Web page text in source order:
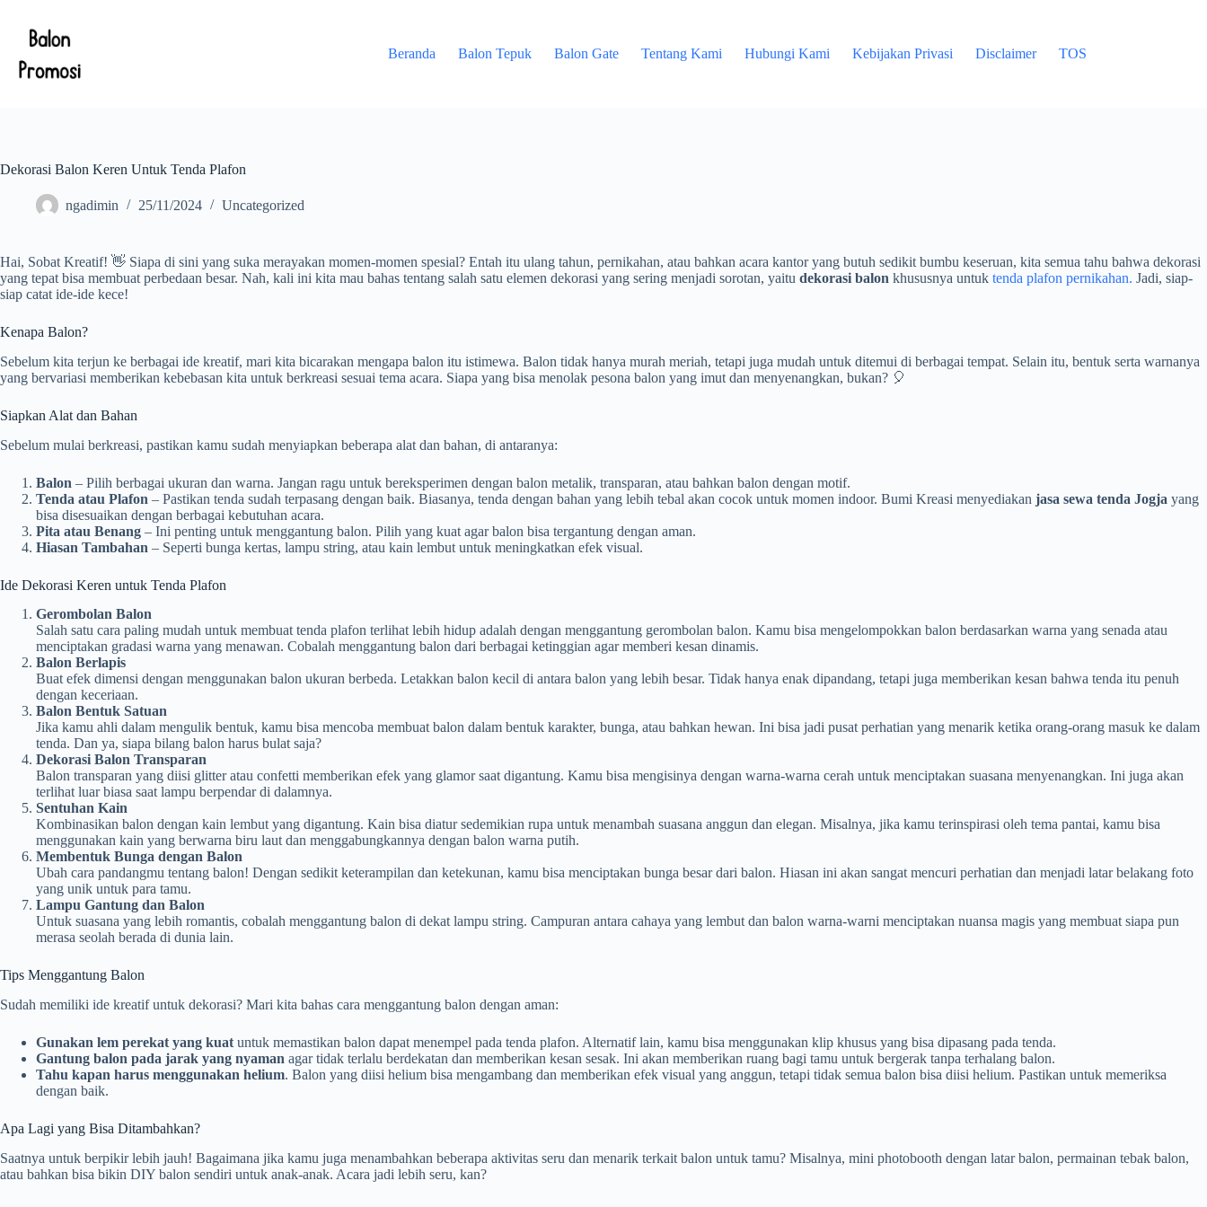
content
Beranda
Balon Tepuk Balon Gate Tentang Kami Hubungi Kami Kebijakan Privasi Disclaimer TOS
Dekorasi Balon Keren Untuk Tenda Plafon
ngadimin 25/11/2024 Uncategorized
Hai, Sobat Kreatif! 👋 Siapa di sini yang suka merayakan momen-momen spesial? Entah itu ulang tahun, pernikahan, atau bahkan acara kantor yang butuh sedikit bumbu keseruan, kita semua tahu bahwa dekorasi
yang tepat bisa membuat perbedaan besar. Nah, kali ini kita mau bahas tentang salah satu elemen dekorasi yang sering menjadi sorotan, yaitu dekorasi balon khususnya untuk tenda plafon pernikahan. Jadi, siap-
siap catat ide-ide kece!
Kenapa Balon?
Sebelum kita terjun ke berbagai ide kreatif, mari kita bicarakan mengapa balon itu istimewa. Balon tidak hanya murah meriah, tetapi juga mudah untuk ditemui di berbagai tempat. Selain itu, bentuk serta warnanya
yang bervariasi memberikan kebebasan kita untuk berkreasi sesuai tema acara. Siapa yang bisa menolak pesona balon yang imut dan menyenangkan, bukan? 🎈
Siapkan Alat dan Bahan
Sebelum mulai berkreasi, pastikan kamu sudah menyiapkan beberapa alat dan bahan, di antaranya:
Balon – Pilih berbagai ukuran dan warna. Jangan ragu untuk bereksperimen dengan balon metalik, transparan, atau bahkan balon dengan motif.
Tenda atau Plafon – Pastikan tenda sudah terpasang dengan baik. Biasanya, tenda dengan bahan yang lebih tebal akan cocok untuk momen indoor. Bumi Kreasi menyediakan jasa sewa tenda Jogja yang
bisa disesuaikan dengan berbagai kebutuhan acara.
Pita atau Benang – Ini penting untuk menggantung balon. Pilih yang kuat agar balon bisa tergantung dengan aman.
Hiasan Tambahan – Seperti bunga kertas, lampu string, atau kain lembut untuk meningkatkan efek visual.
Ide Dekorasi Keren untuk Tenda Plafon
Gerombolan Balon
Salah satu cara paling mudah untuk membuat tenda plafon terlihat lebih hidup adalah dengan menggantung gerombolan balon. Kamu bisa mengelompokkan balon berdasarkan warna yang senada atau
menciptakan gradasi warna yang menawan. Cobalah menggantung balon dari berbagai ketinggian agar memberi kesan dinamis.
Balon Berlapis
Buat efek dimensi dengan menggunakan balon ukuran berbeda. Letakkan balon kecil di antara balon yang lebih besar. Tidak hanya enak dipandang, tetapi juga memberikan kesan bahwa tenda itu penuh
dengan keceriaan.
Balon Bentuk Satuan
Jika kamu ahli dalam mengulik bentuk, kamu bisa mencoba membuat balon dalam bentuk karakter, bunga, atau bahkan hewan. Ini bisa jadi pusat perhatian yang menarik ketika orang-orang masuk ke dalam
tenda. Dan ya, siapa bilang balon harus bulat saja?
Dekorasi Balon Transparan
Balon transparan yang diisi glitter atau confetti memberikan efek yang glamor saat digantung. Kamu bisa mengisinya dengan warna-warna cerah untuk menciptakan suasana menyenangkan. Ini juga akan
terlihat luar biasa saat lampu berpendar di dalamnya.
Sentuhan Kain
Kombinasikan balon dengan kain lembut yang digantung. Kain bisa diatur sedemikian rupa untuk menambah suasana anggun dan elegan. Misalnya, jika kamu terinspirasi oleh tema pantai, kamu bisa
menggunakan kain yang berwarna biru laut dan menggabungkannya dengan balon warna putih.
Membentuk Bunga dengan Balon
Ubah cara pandangmu tentang balon! Dengan sedikit keterampilan dan ketekunan, kamu bisa menciptakan bunga besar dari balon. Hiasan ini akan sangat mencuri perhatian dan menjadi latar belakang foto
yang unik untuk para tamu.
Lampu Gantung dan Balon
Untuk suasana yang lebih romantis, cobalah menggantung balon di dekat lampu string. Campuran antara cahaya yang lembut dan balon warna-warni menciptakan nuansa magis yang membuat siapa pun
merasa seolah berada di dunia lain.
Tips Menggantung Balon
Sudah memiliki ide kreatif untuk dekorasi? Mari kita bahas cara menggantung balon dengan aman:
Gunakan lem perekat yang kuat untuk memastikan balon dapat menempel pada tenda plafon. Alternatif lain, kamu bisa menggunakan klip khusus yang bisa dipasang pada tenda.
Gantung balon pada jarak yang nyaman agar tidak terlalu berdekatan dan memberikan kesan sesak. Ini akan memberikan ruang bagi tamu untuk bergerak tanpa terhalang balon.
Tahu kapan harus menggunakan helium. Balon yang diisi helium bisa mengambang dan memberikan efek visual yang anggun, tetapi tidak semua balon bisa diisi helium. Pastikan untuk memeriksa
dengan baik.
Apa Lagi yang Bisa Ditambahkan?
Saatnya untuk berpikir lebih jauh! Bagaimana jika kamu juga menambahkan beberapa aktivitas seru dan menarik terkait balon untuk tamu? Misalnya, mini photobooth dengan latar balon, permainan tebak balon,
atau bahkan bisa bikin DIY balon sendiri untuk anak-anak. Acara jadi lebih seru, kan?